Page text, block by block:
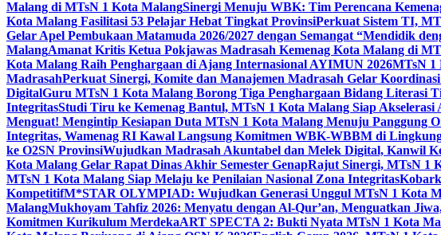
Malang di MTsN 1 Kota MalangSinergi Menuju WBK: Tim Perencana
Kota Malang Fasilitasi 53 Pelajar Hebat Tingkat ProvinsiPerkuat Sistem TI,
Gelar Apel Pembukaan Matamuda 2026/2027 dengan Semangat “Mendidik
MalangAmanat Kritis Ketua Pokjawas Madrasah Kemenag Kota Malang di
Kota Malang Raih Penghargaan di Ajang Internasional AYIMUN 2026MTsN 1
MadrasahPerkuat Sinergi, Komite dan Manajemen Madrasah Gelar
DigitalGuru MTsN 1 Kota Malang Borong Tiga Penghargaan Bidang Literasi
IntegritasStudi Tiru ke Kemenag Bantul, MTsN 1 Kota Malang Siap
Menguat! Mengintip Kesiapan Duta MTsN 1 Kota Malang Menuju Panggung
Integritas, Wamenag RI Kawal Langsung Komitmen WBK-WBBM di
ke O2SN ProvinsiWujudkan Madrasah Akuntabel dan Melek Digital, Kanwil
Kota Malang Gelar Rapat Dinas Akhir Semester GenapRajut Sinergi, MTsN 1
MTsN 1 Kota Malang Siap Melaju ke Penilaian Nasional Zona Integritas
KompetitifM*STAR OLYMPIAD: Wujudkan Generasi Unggul MTsN 1 Kota
MalangMukhoyam Tahfiz 2026: Menyatu dengan Al-Qur’an, Menguatkan
Komitmen Kurikulum MerdekaART SPECTA 2: Bukti Nyata MTsN 1 Kota